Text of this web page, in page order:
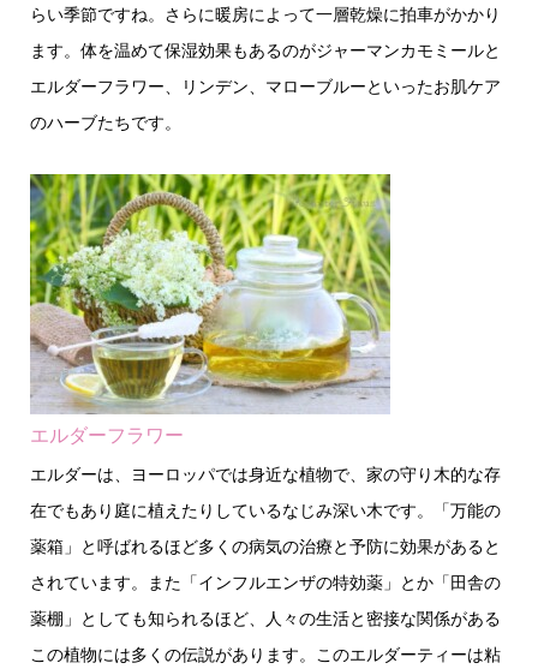
らい季節ですね。さらに暖房によって一層乾燥に拍車がかかり
ます。体を温めて保湿効果もあるのがジャーマンカモミールと
エルダーフラワー、リンデン、マローブルーといったお肌ケア
のハーブたちです。
エルダーフラワー
エルダーは、ヨーロッパでは身近な植物で、家の守り木的な存
在でもあり庭に植えたりしているなじみ深い木です。「万能の
薬箱」と呼ばれるほど多くの病気の治療と予防に効果があると
されています。また「インフルエンザの特効薬」とか「田舎の
薬棚」としても知られるほど、人々の生活と密接な関係がある
この植物には多くの伝説があります。このエルダーティーは粘